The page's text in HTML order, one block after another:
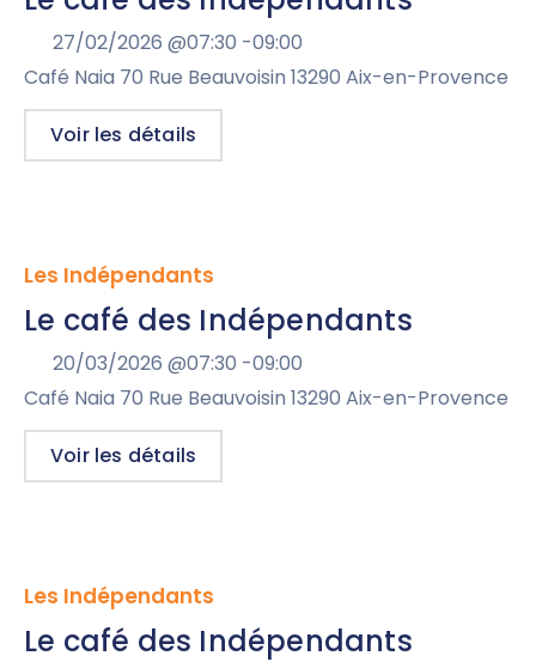
27/02/2026 @07:30 -09:00
Café Naia 70 Rue Beauvoisin 13290 Aix-en-Provence
Voir les détails
Les Indépendants
Le café des Indépendants
20/03/2026 @07:30 -09:00
Café Naia 70 Rue Beauvoisin 13290 Aix-en-Provence
Voir les détails
Les Indépendants
Le café des Indépendants